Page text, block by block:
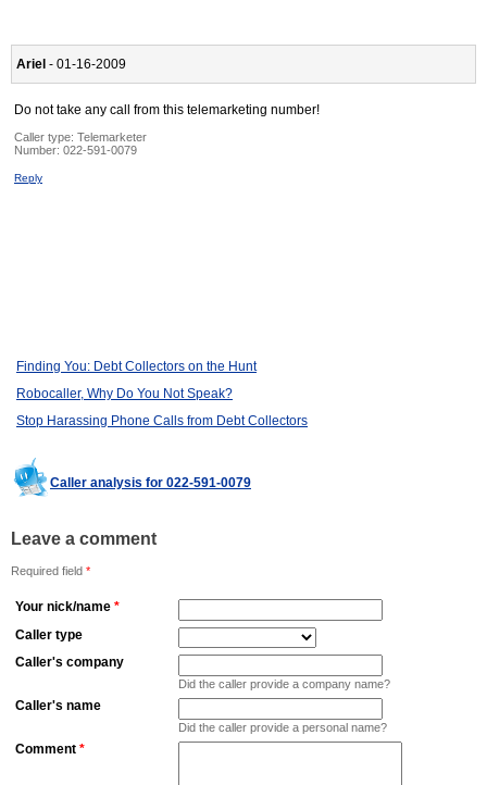
Ariel - 01-16-2009
Do not take any call from this telemarketing number!
Caller type: Telemarketer
Number: 022-591-0079
Reply
Finding You: Debt Collectors on the Hunt
Robocaller, Why Do You Not Speak?
Stop Harassing Phone Calls from Debt Collectors
Caller analysis for 022-591-0079
Leave a comment
Required field *
Your nick/name *
Caller type
Caller's company
Did the caller provide a company name?
Caller's name
Did the caller provide a personal name?
Comment *